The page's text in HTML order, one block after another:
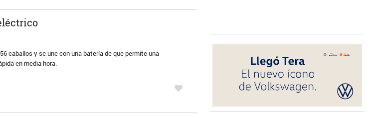
caballos y se une con una batería de que permite una
en media hora.